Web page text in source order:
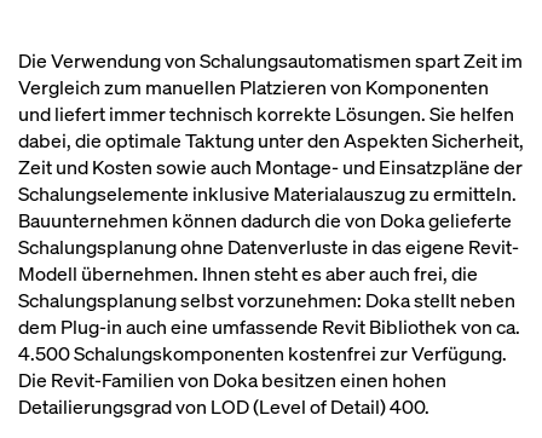
Die Verwendung von Schalungsautomatismen spart Zeit im
Vergleich zum manuellen Platzieren von Komponenten
und liefert immer technisch korrekte Lösungen. Sie helfen
dabei, die optimale Taktung unter den Aspekten Sicherheit,
Zeit und Kosten sowie auch Montage- und Einsatzpläne der
Schalungselemente inklusive Materialauszug zu ermitteln.
Bauunternehmen können dadurch die von Doka gelieferte
Schalungsplanung ohne Datenverluste in das eigene Revit-
Modell übernehmen. Ihnen steht es aber auch frei, die
Schalungsplanung selbst vorzunehmen: Doka stellt neben
dem Plug-in auch eine umfassende Revit Bibliothek von ca.
4.500 Schalungskomponenten kostenfrei zur Verfügung.
Die Revit-Familien von Doka besitzen einen hohen
Detailierungsgrad von LOD (Level of Detail) 400.